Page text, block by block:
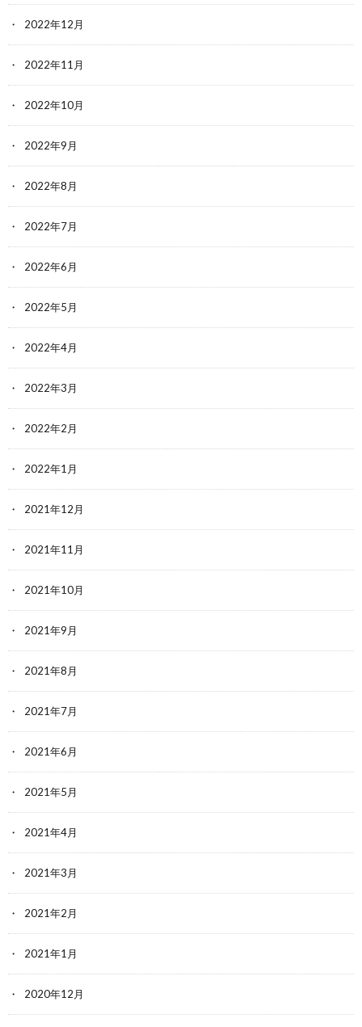
2022年12月
2022年11月
2022年10月
2022年9月
2022年8月
2022年7月
2022年6月
2022年5月
2022年4月
2022年3月
2022年2月
2022年1月
2021年12月
2021年11月
2021年10月
2021年9月
2021年8月
2021年7月
2021年6月
2021年5月
2021年4月
2021年3月
2021年2月
2021年1月
2020年12月